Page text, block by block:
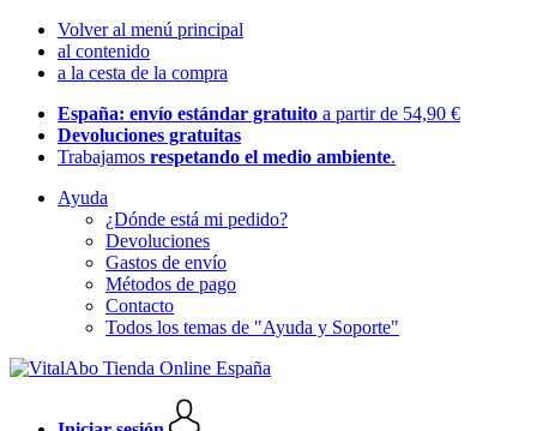
Volver al menú principal
al contenido
a la cesta de la compra
España: envío estándar gratuito a partir de 54,90 €
Devoluciones gratuitas
Trabajamos respetando el medio ambiente.
Ayuda
¿Dónde está mi pedido?
Devoluciones
Gastos de envío
Métodos de pago
Contacto
Todos los temas de "Ayuda y Soporte"